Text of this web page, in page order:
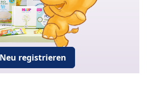
Neu registrieren